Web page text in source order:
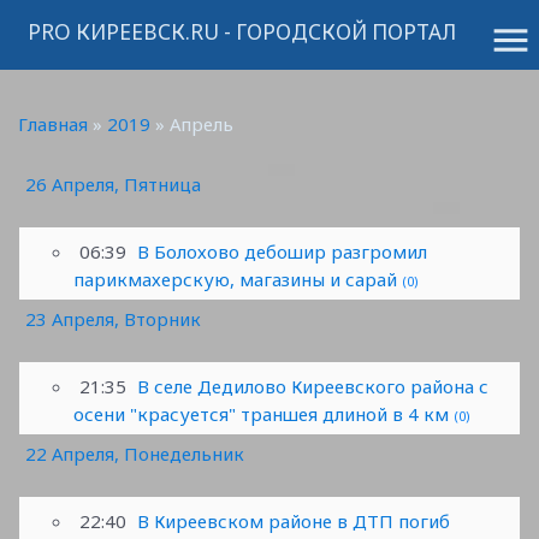
menu
PRO КИРЕЕВСК.RU - ГОРОДСКОЙ ПОРТАЛ
Главная » 2019 » Апрель
26 Апреля, Пятница
06:39 В Болохово дебошир разгромил
парикмахерскую, магазины и сарай (0)
23 Апреля, Вторник
21:35 В селе Дедилово Киреевского района с
осени "красуется" траншея длиной в 4 км (0)
22 Апреля, Понедельник
22:40 В Киреевском районе в ДТП погиб